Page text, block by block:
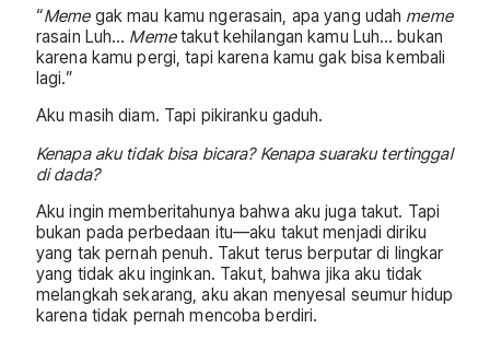
“Meme gak mau kamu ngerasain, apa yang udah meme
rasain Luh… Memetakut kehilangan kamu Luh… bukan
karena kamu pergi, tapi karena kamu gak bisa kembali
lagi.”
Aku masih diam. Tapi pikiranku gaduh.
Kenapa aku tidak bisa bicara? Kenapa suaraku tertinggal
di dada?
Aku ingin memberitahunya bahwa aku juga takut. Tapi
bukan pada perbedaan itu—aku takut menjadi diriku
yang tak pernah penuh. Takut terus berputar di lingkar
yang tidak aku inginkan. Takut, bahwa jika aku tidak
melangkah sekarang, aku akan menyesal seumur hidup
karena tidak pernah mencoba berdiri.